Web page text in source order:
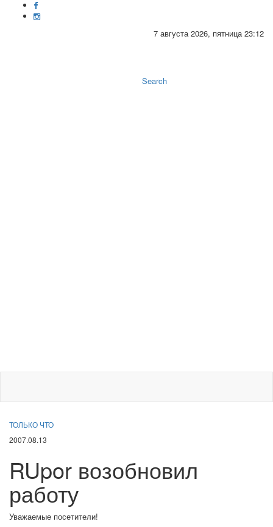
7 августа 2026, пятница 23:12
Search
ТОЛЬКО ЧТО
2007.08.13
RUpor возобновил
работу
Уважаемые посетители!